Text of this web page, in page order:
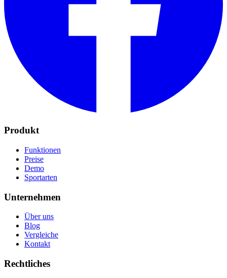
Produkt
Funktionen
Preise
Demo
Sportarten
Unternehmen
Über uns
Blog
Vergleiche
Kontakt
Rechtliches